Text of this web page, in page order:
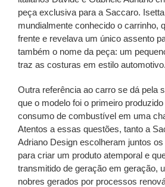
peça exclusiva para a Saccaro.
mundialmente conhecido o carrinho,
frente e revelava um único assento
também o nome da peça: um
traz as costuras em estilo automotivo.
Outra referência ao carro se dá pela
que o modelo foi o primeiro
consumo de combustível em uma
Atentos a essas questões, tanto a
Adriano Design escolheram juntos
para criar um produto atemporal e
transmitido de geração em geração,
nobres gerados por processos